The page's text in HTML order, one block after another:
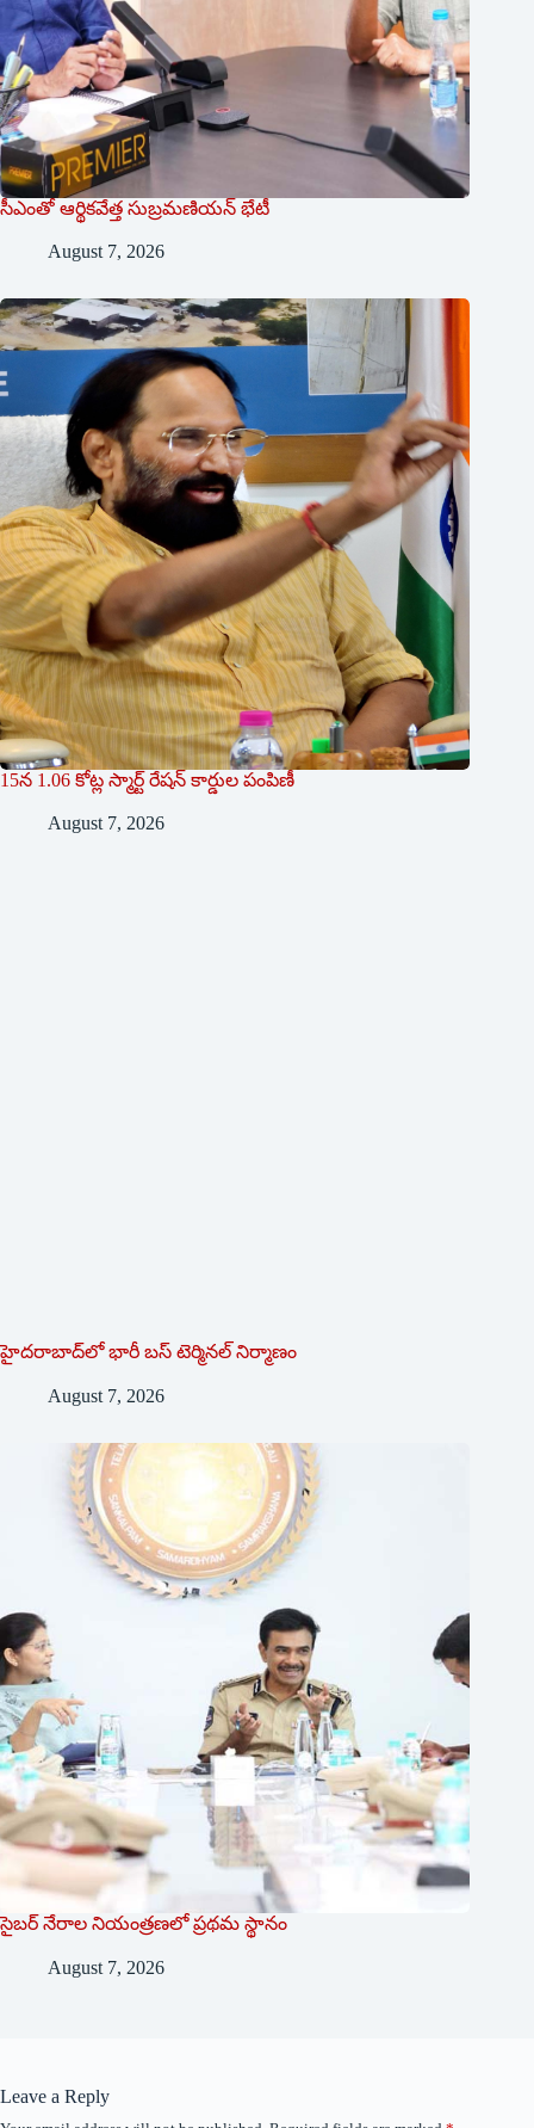
సీఎంతో ఆర్థికవేత్త సుబ్రమణియన్ భేటీ
August 7, 2026
15న 1.06 కోట్ల స్మార్ట్ రేషన్ కార్డుల పంపిణీ
August 7, 2026
హైదరాబాద్‌లో భారీ బస్‌ ‌టెర్మినల్‌ ‌నిర్మాణం
August 7, 2026
సైబర్ నేరాల నియంత్రణలో ప్రథమ స్థానం
August 7, 2026
Leave a Reply